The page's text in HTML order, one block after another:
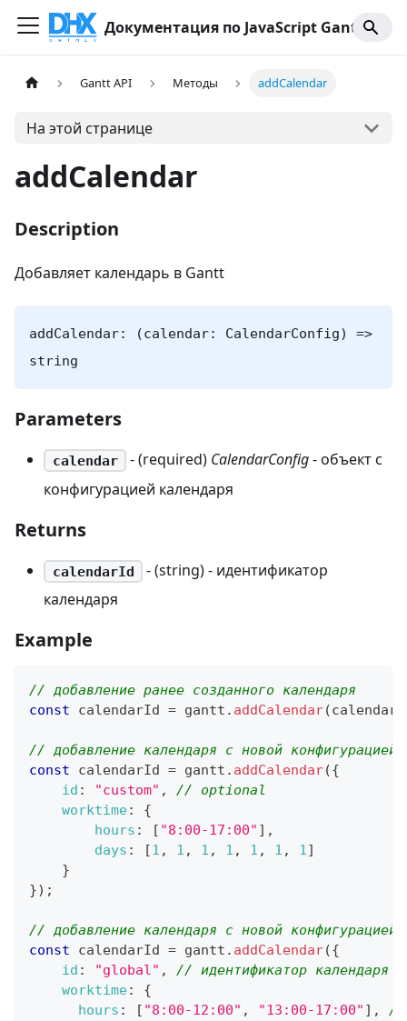
Документация по JavaScript Gantt
Gantt API Методы addCalendar
На этой странице
addCalendar
Description
Добавляет календарь в Gantt
addCalendar: (calendar: CalendarConfig) =>
string
Parameters
calendar - (required) CalendarConfig- объект с
конфигурацией календаря
Returns
calendarId
- (string) - идентификатор
календаря
Example
// добавление ранее созданного календаря
const calendarId = gantt . addCalendar(calendar
// добавление календаря с новой
const calendarId = gantt . addCalendar({
id : "custom" ,
// optional
worktime:
{
hours : [ "8:00-17:00" ] ,
days : [1 , 1 , 1 , 1 , 1 , 1 , 1]
}
}) ;
// добавление календаря с новой
const calendarId = gantt . addCalendar({
id : "global" ,
// идентификатор календаря
worktime:
{
hours : [ "8:00-12:00" , "13:00-17:00" ] ,
//